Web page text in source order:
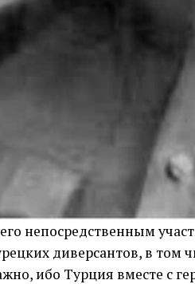
непосредственным
диверсантов, в том
ибо Турция вместе с